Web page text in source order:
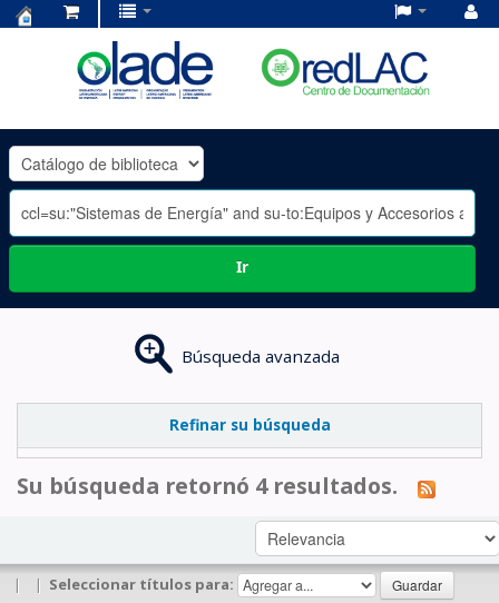
OLADE
-
Ir
Búsqueda avanzada
Refinar su búsqueda
Su búsqueda retornó 4 resultados.
| | Seleccionar títulos para: